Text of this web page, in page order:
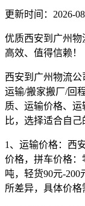
更新时间：2026-
优质西安到广州物
高效、值得信赖！
西安到广州物流
运输/搬家搬厂/回
质、运输价格、
比，选择适合自己
1、运输价格： 西
价格，拼车价格：
吨，轻货90元-200
所差异，具体价格